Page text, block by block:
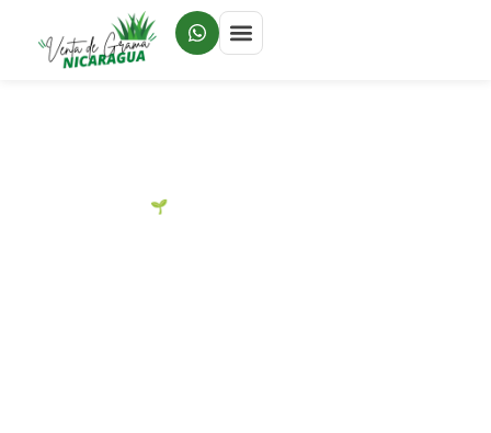
🌱 GUÍA PARA JARDINES